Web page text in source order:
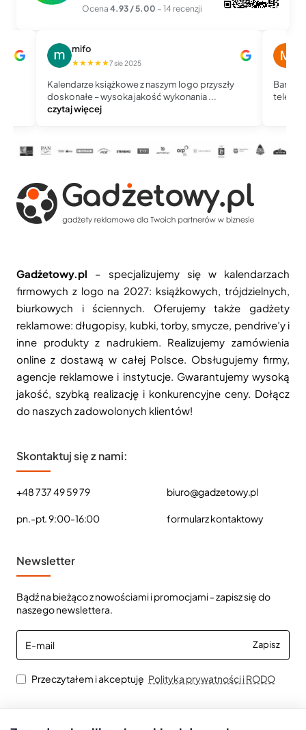
Ocena 4.93 / 5.00 – 14 recenzji
mifo
★★★★★7 sie 2025
Kalendarze książkowe z naszym logo przyszły
doskonałe – wysoka jakość wykonania ...
czytaj więcej
Bardzo
Gadżetowy.pl – specjalizujemy się w kalendarzach
firmowych z logo na 2027: książkowych, trójdzielnych,
biurkowych i ściennych. Oferujemy także gadżety
reklamowe: długopisy, kubki, torby, smycze, pendrive’y i
inne produkty z nadrukiem. Realizujemy zamówienia
online z dostawą w całej Polsce. Obsługujemy firmy,
agencje reklamowe i instytucje. Gwarantujemy wysoką
jakość, szybką realizację i konkurencyjne ceny. Dołącz
do naszych zadowolonych klientów!
Skontaktuj się z nami:
+48 737 49 59 79
pn.-pt. 9:00-16:00
biuro@gadzetowy.pl
formularz kontaktowy
Newsletter
Bądź na bieżąco z nowościami i promocjami - zapisz się do
naszego newslettera.
E-
mail
Zapisz
Przeczytałem i akceptuję Polityka prywatności i RODO